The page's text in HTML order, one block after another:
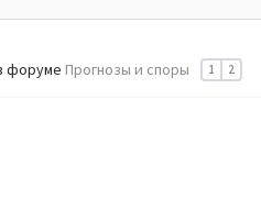
1 2
форуме Прогнозы и споры